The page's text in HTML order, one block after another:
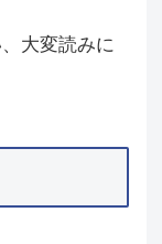
大変読みに